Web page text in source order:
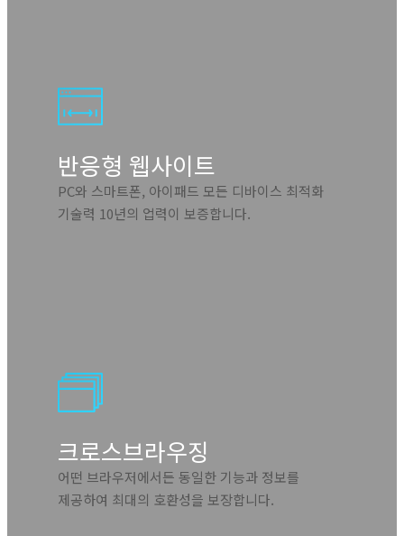
반응형 웹사이트
PC와 스마트폰, 아이패드 모든 디바이스 최적화
기술력 10년의 업력이 보증합니다.
크로스브라우징
어떤 브라우저에서든 동일한 기능과 정보를
제공하여 최대의 호환성을 보장합니다.